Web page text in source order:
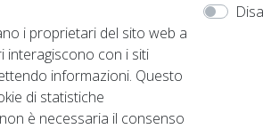
i proprietari del sito web a
interagiscono con i siti
informazioni. Questo
di statistiche
è necessaria il consenso